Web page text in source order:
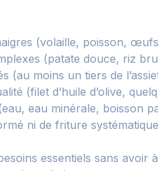
(volaille, poisson,
(patate douce, riz
(au moins un tiers de
(filet d’huile d’olive,
eau minérale, boisson
ni de friture systématique
essentiels sans avoir